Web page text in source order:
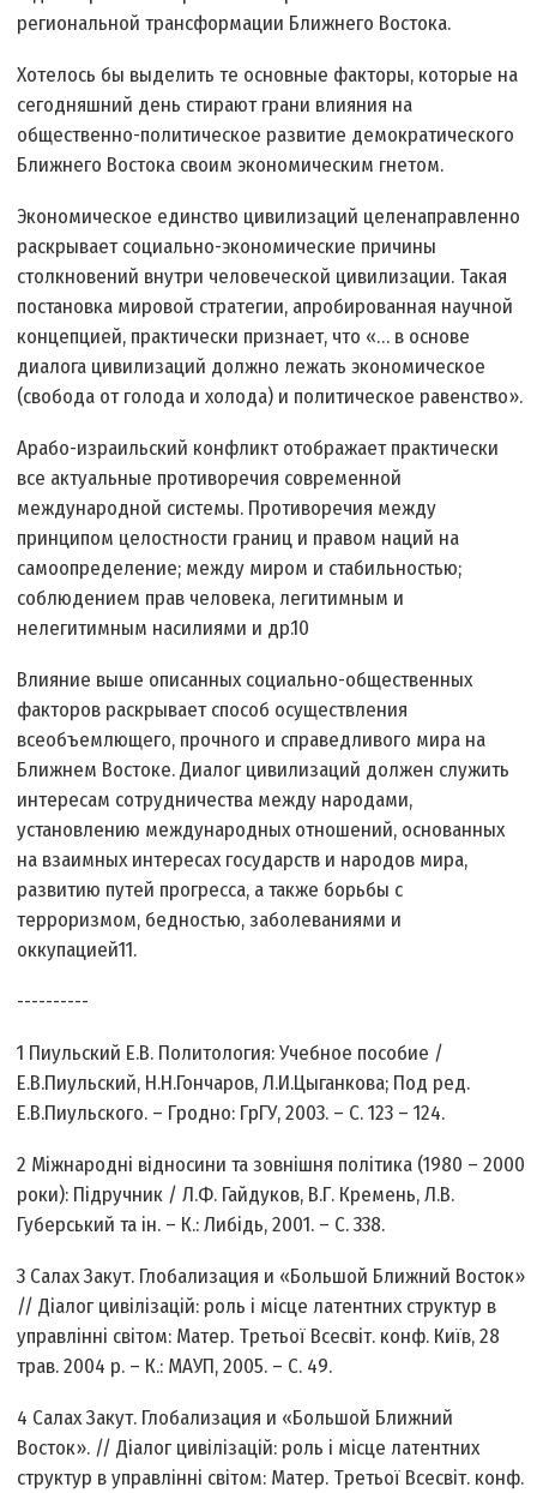
региональной трансформации Ближнего Востока.
Хотелось бы выделить те основные факторы, которые на
сегодняшний день стирают грани влияния на
общественно-политическое развитие демократического
Ближнего Востока своим экономическим гнетом.
Экономическое единство цивилизаций целенаправленно
раскрывает социально-экономические причины
столкновений внутри человеческой цивилизации. Такая
постановка мировой стратегии, апробированная научной
концепцией, практически признает, что «… в основе
диалога цивилизаций должно лежать экономическое
(свобода от голода и холода) и политическое равенство».
Арабо-израильский конфликт отображает практически
все актуальные противоречия современной
международной системы. Противоречия между
принципом целостности границ и правом наций на
самоопределение; между миром и стабильностью;
соблюдением прав человека, легитимным и
нелегитимным насилиями и др.10
Влияние выше описанных социально-общественных
факторов раскрывает способ осуществления
всеобъемлющего, прочного и справедливого мира на
Ближнем Востоке. Диалог цивилизаций должен служить
интересам сотрудничества между народами,
установлению международных отношений, основанных
на взаимных интересах государств и народов мира,
развитию путей прогресса, а также борьбы с
терроризмом, бедностью, заболеваниями и
оккупацией11.
----------
1 Пиульский Е.В. Политология: Учебное пособие /
Е.В.Пиульский, Н.Н.Гончаров, Л.И.Цыганкова; Под ред.
Е.В.Пиульского. – Гродно: ГрГУ, 2003. – C. 123 – 124.
2 Міжнародні відносини та зовнішня політика (1980 – 2000
роки): Підручник / Л.Ф. Гайдуков, В.Г. Кремень, Л.В.
Губерський та ін. – К.: Либідь, 2001. – С. 338.
3 Салах Закут. Глобализация и «Большой Ближний Восток»
// Діалог цивілізацій: роль і місце латентних структур в
управлінні світом: Матер. Третьої Всесвіт. конф. Київ, 28
трав. 2004 р. – К.: МАУП, 2005. – С. 49.
4 Салах Закут. Глобализация и «Большой Ближний
Восток». // Діалог цивілізацій: роль і місце латентних
структур в управлінні світом: Матер. Третьої Всесвіт. конф.